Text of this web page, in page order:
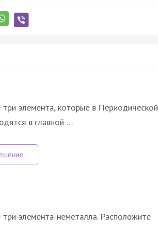
элемента, которые в Периодической
в главной …
элемента-неметалла. Расположите